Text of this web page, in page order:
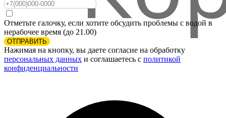
Отметьте галочку, если хотите обсудить проблемы с водой в
нерабочее время (до 21.00)
ОТПРАВИТЬ
Нажимая на кнопку, вы даете согласие на обработку
персональных данных и соглашаетесь c политикой
конфиденциальности